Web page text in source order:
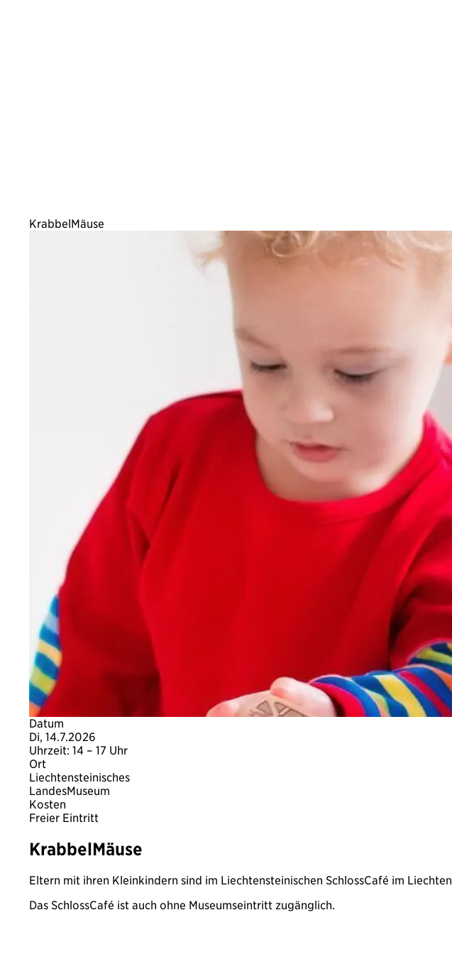
KrabbelMäuse
Datum
Di, 14.7.2026
Uhrzeit: 14 – 17 Uhr
Ort
Liechtensteinisches
LandesMuseum
Kosten
Freier Eintritt
KrabbelMäuse
Eltern mit ihren Kleinkindern sind im Liechtensteinischen SchlossCafé im
Das SchlossCafé ist auch ohne Museumseintritt zugänglich.